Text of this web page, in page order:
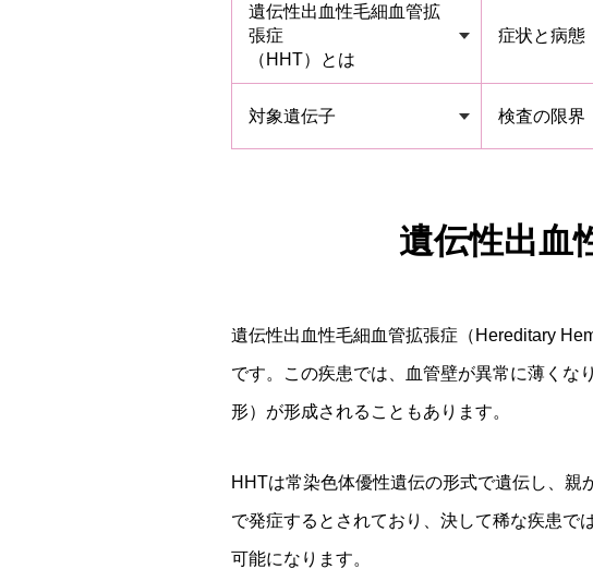
遺伝性出血性毛細血管拡
張症
（HHT）とは
症状と病態
対象遺伝子 検査の限界
遺伝性出血
遺伝性出血性毛細血管拡張症（Hereditary
です。この疾患では、血管壁が異常に薄くな
形）が形成されることもあります。
HHTは常染色体優性遺伝の形式で遺伝し、
で発症するとされており、決して稀な疾患で
可能になります。